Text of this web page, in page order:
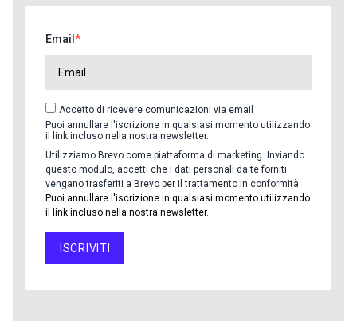
Email
Accetto di ricevere comunicazioni via email
Puoi annullare l'iscrizione in qualsiasi momento utilizzando
il link incluso nella nostra newsletter.
Utilizziamo Brevo come piattaforma di marketing. Inviando
questo modulo, accetti che i dati personali da te forniti
vengano trasferiti a Brevo per il trattamento in conformità
Puoi annullare l'iscrizione in qualsiasi momento utilizzando
il link incluso nella nostra newsletter.
ISCRIVITI